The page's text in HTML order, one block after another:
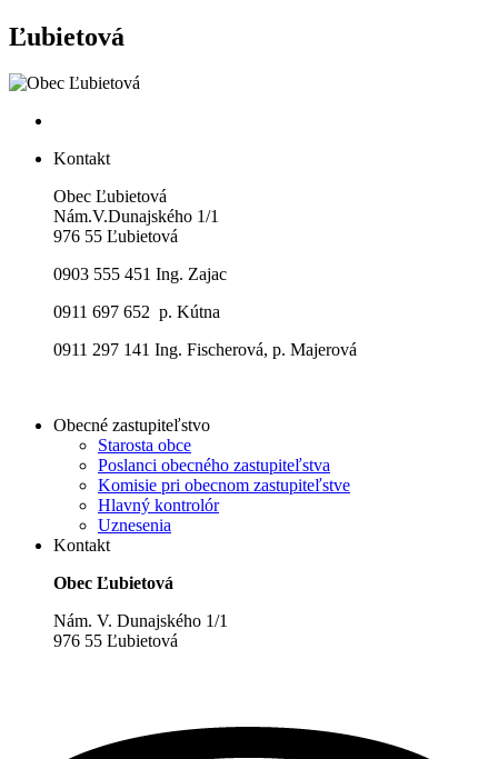
Ľubietová
Kontakt
Obec Ľubietová
Nám.V.Dunajského 1/1
976 55 Ľubietová
0903 555 451 Ing. Zajac
0911 697 652 p. Kútna
0911 297 141 Ing. Fischerová, p. Majerová
Obecné zastupiteľstvo
Starosta obce
Poslanci obecného zastupiteľstva
Komisie pri obecnom zastupiteľstve
Hlavný kontrolór
Uznesenia
Kontakt
Obec Ľubietová
Nám. V. Dunajského 1/1
976 55 Ľubietová